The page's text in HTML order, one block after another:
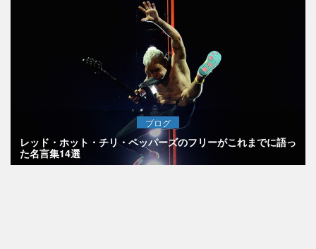
ブログ
レッド・ホット・チリ・ペッパーズのフリーがこれまでに語っ
た名言集14選